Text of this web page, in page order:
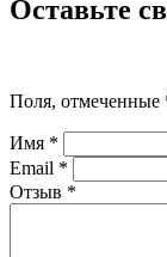
Оставьте
Поля, отмеченные
Имя *
Email *
Отзыв *